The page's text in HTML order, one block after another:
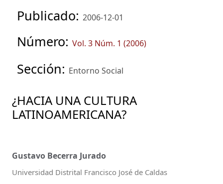
Publicado: 2006-12-01
Número: Vol. 3 Núm. 1 (2006)
Sección: Entorno Social
¿HACIA UNA CULTURA
LATINOAMERICANA?
Gustavo Becerra Jurado
Universidad Distrital Francisco José de Caldas